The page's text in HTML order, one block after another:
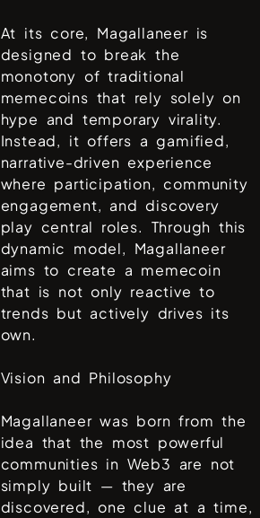
At its core, Magallaneer is
designed to break the
monotony of traditional
memecoins that rely solely on
hype and temporary virality.
Instead, it offers a gamified,
narrative-driven experience
where participation, community
engagement, and discovery
play central roles. Through this
dynamic model, Magallaneer
aims to create a memecoin
that is not only reactive to
trends but actively drives its
own.
Vision and Philosophy
Magallaneer was born from the
idea that the most powerful
communities in Web3 are not
simply built — they are
discovered, one clue at a time,